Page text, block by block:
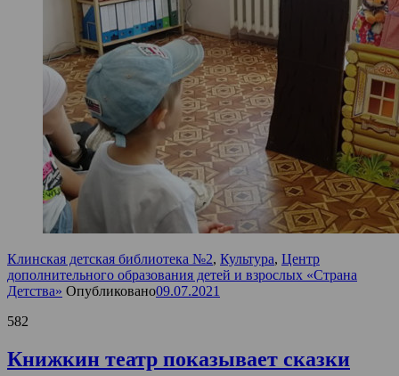
Клинская детская библиотека №2, Культура, Центр
дополнительного образования детей и взрослых «Страна
Детства» Опубликовано09.07.2021
582
Книжкин театр показывает сказки